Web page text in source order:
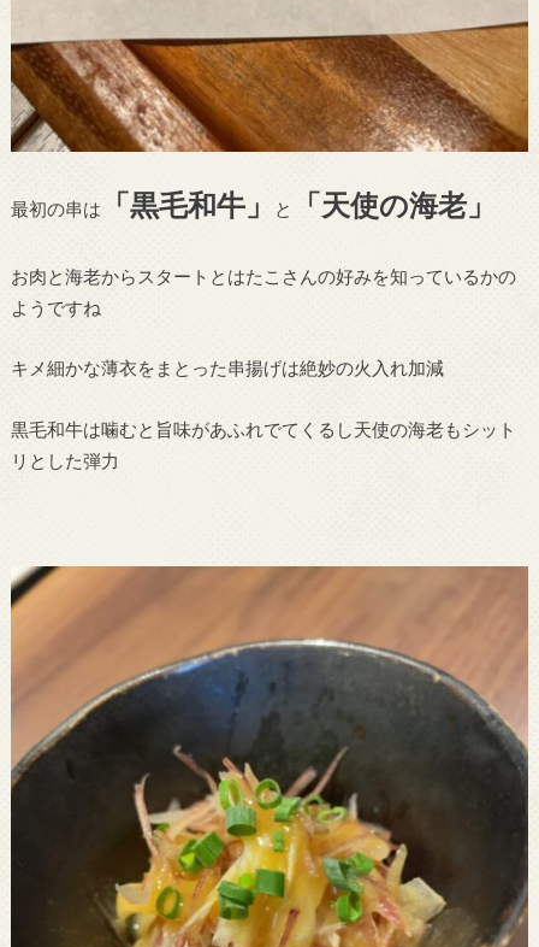
最初の串は 「黒毛和牛」 と 「天使の海老」
お肉と海老からスタートとはたこさんの好みを知っているかの
ようですね
キメ細かな薄衣をまとった串揚げは絶妙の火入れ加減
黒毛和牛は噛むと旨味があふれでてくるし天使の海老もシット
リとした弾力